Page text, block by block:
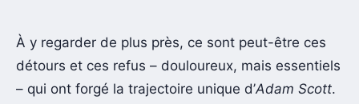
À y regarder de plus près, ce sont peut-être ces
détours et ces refus – douloureux, mais essentiels
– qui ont forgé la trajectoire unique d’Adam Scott.